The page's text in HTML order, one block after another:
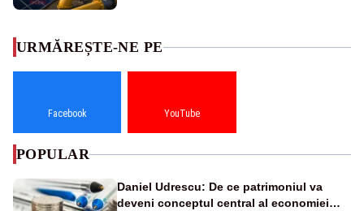
URMĂREȘTE-NE PE
Facebook YouTube
POPULAR
Daniel Udrescu: De ce patrimoniul va
deveni conceptul central al economiei